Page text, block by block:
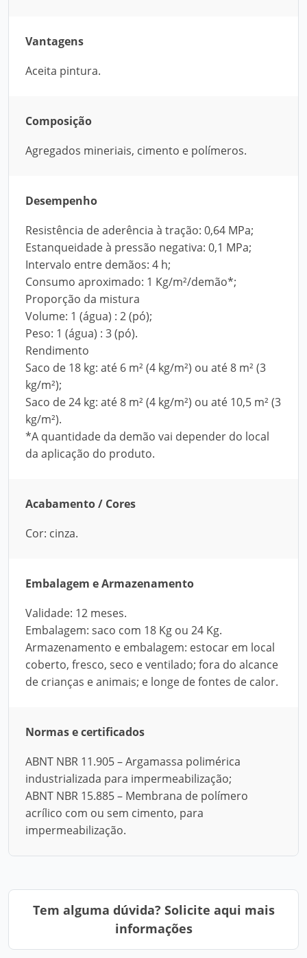
Vantagens
Aceita pintura.
Composição
Agregados mineriais, cimento e polímeros.
Desempenho
Resistência de aderência à tração: 0,64 MPa;
Estanqueidade à pressão negativa: 0,1 MPa;
Intervalo entre demãos: 4 h;
Consumo aproximado: 1 Kg/m²/demão*;
Proporção da mistura
Volume: 1 (água) : 2 (pó);
Peso: 1 (água) : 3 (pó).
Rendimento
Saco de 18 kg: até 6 m² (4 kg/m²) ou até 8 m² (3
kg/m²);
Saco de 24 kg: até 8 m² (4 kg/m²) ou até 10,5 m² (3
kg/m²).
*A quantidade da demão vai depender do local
da aplicação do produto.
Acabamento / Cores
Cor: cinza.
Embalagem e Armazenamento
Validade: 12 meses.
Embalagem: saco com 18 Kg ou 24 Kg.
Armazenamento e embalagem: estocar em local
coberto, fresco, seco e ventilado; fora do alcance
de crianças e animais; e longe de fontes de calor.
Normas e certificados
ABNT NBR 11.905 – Argamassa polimérica
industrializada para impermeabilização;
ABNT NBR 15.885 – Membrana de polímero
acrílico com ou sem cimento, para
impermeabilização.
Tem alguma dúvida? Solicite aqui mais
informações